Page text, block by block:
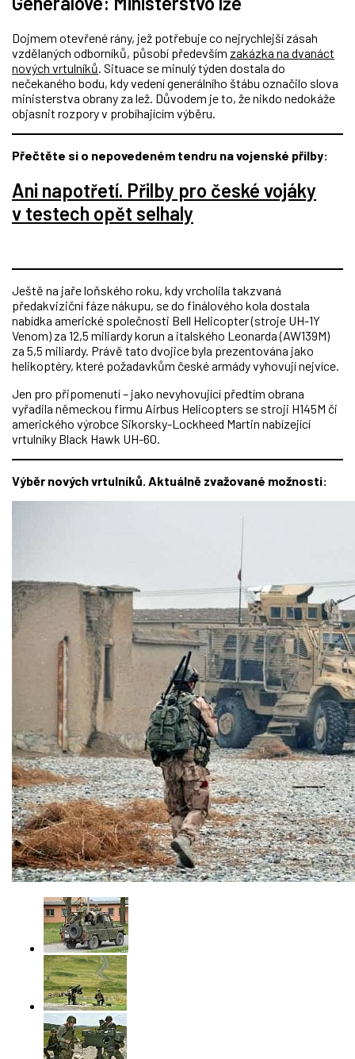
Dojmem otevřené rány, jež potřebuje co nejrychlejší zásah
vzdělaných odborníků, působí především zakázka na dvanáct
nových vrtulníků. Situace se minulý týden dostala do
nečekaného bodu, kdy vedení generálního štábu označilo slova
ministerstva obrany za lež. Důvodem je to, že nikdo nedokáže
objasnit rozpory v probíhajícím výběru.
Přečtěte si o nepovedeném tendru na vojenské přilby:
Ani napotřetí. Přilby pro české vojáky
v testech opět selhaly
Ještě na jaře loňského roku, kdy vrcholila takzvaná
předakviziční fáze nákupu, se do finálového kola dostala
nabídka americké společnosti Bell Helicopter (stroje UH-1Y
Venom) za 12,5 miliardy korun a italského Leonarda (AW139M)
za 5,5 miliardy. Právě tato dvojice byla prezentována jako
helikoptéry, které požadavkům české armády vyhovují nejvíce.
Jen pro připomenutí – jako nevyhovující předtím obrana
vyřadila německou firmu Airbus Helicopters se stroji H145M či
amerického výrobce Sikorsky-Lockheed Martin nabízející
vrtulníky Black Hawk UH-60.
Výběr nových vrtulníků. Aktuálně zvažované možnosti: